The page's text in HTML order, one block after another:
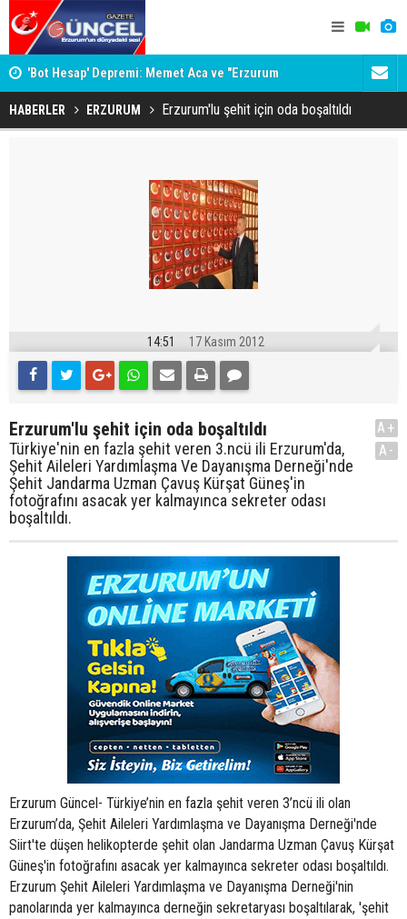
'Bot Hesap' Depremi: Memet Aca ve "Erzurum
Cumhuriyeti" İddiaları Gündemde
Bala
HABERLER ERZURUM Erzurum'lu şehit için oda boşaltıldı
14:51 17 Kasım 2012
Erzurum'lu şehit için oda boşaltıldı
Türkiye'nin en fazla şehit veren 3.ncü ili Erzurum'da,
Şehit Aileleri Yardımlaşma Ve Dayanışma Derneği'nde
Şehit Jandarma Uzman Çavuş Kürşat Güneş'in
fotoğrafını asacak yer kalmayınca sekreter odası
boşaltıldı.
A+
A-
Erzurum Güncel- Türkiye’nin en fazla şehit veren 3’ncü ili olan
Erzurum’da, Şehit Aileleri Yardımlaşma ve Dayanışma Derneği'nde
Siirt'te düşen helikopterde şehit olan Jandarma Uzman Çavuş Kürşat
Güneş'in fotoğrafını asacak yer kalmayınca sekreter odası boşaltıldı.
Erzurum Şehit Aileleri Yardımlaşma ve Dayanışma Derneği'nin
panolarında yer kalmayınca derneğin sekretaryası boşaltılarak, 'şehit